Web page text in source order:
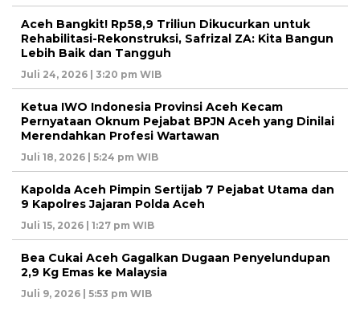
Aceh Bangkit! Rp58,9 Triliun Dikucurkan untuk
Rehabilitasi-Rekonstruksi, Safrizal ZA: Kita Bangun
Lebih Baik dan Tangguh
Juli 24, 2026 | 3:20 pm WIB
Ketua IWO Indonesia Provinsi Aceh Kecam
Pernyataan Oknum Pejabat BPJN Aceh yang Dinilai
Merendahkan Profesi Wartawan
Juli 18, 2026 | 5:24 pm WIB
Kapolda Aceh Pimpin Sertijab 7 Pejabat Utama dan
9 Kapolres Jajaran Polda Aceh
Juli 15, 2026 | 1:27 pm WIB
Bea Cukai Aceh Gagalkan Dugaan Penyelundupan
2,9 Kg Emas ke Malaysia
Juli 9, 2026 | 5:53 pm WIB